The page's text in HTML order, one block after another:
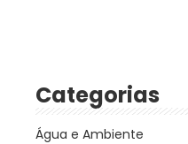
Categorias
Água e Ambiente